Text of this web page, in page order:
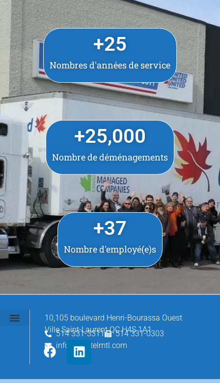
Nombres d'années de service
+25
Nombre de déménagements
+25,000
Nombre d'employé(e)s
+37
10,105 boulevard Henri-Bourassa Ouest
Ville Saint-Laurent QC H4S 1A1
514 331-3311
514 331-0303
info@martelmtl.com